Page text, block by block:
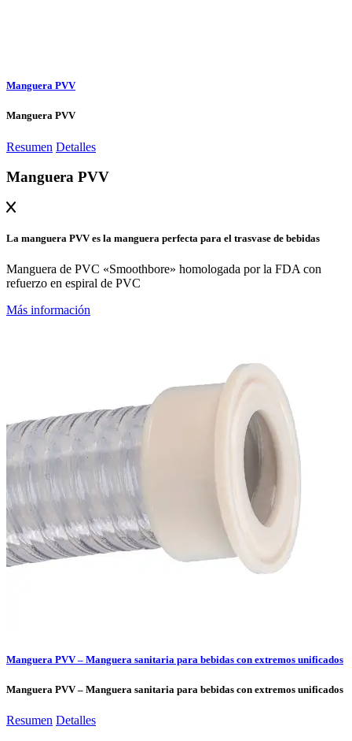
Manguera PVV
Manguera PVV
Resumen Detalles
Manguera PVV
La manguera PVV es la manguera perfecta para el trasvase de bebidas
Manguera de PVC «Smoothbore» homologada por la FDA con
refuerzo en espiral de PVC
Más información
Manguera PVV – Manguera sanitaria para bebidas con extremos unificados
Manguera PVV – Manguera sanitaria para bebidas con extremos unificados
Resumen Detalles